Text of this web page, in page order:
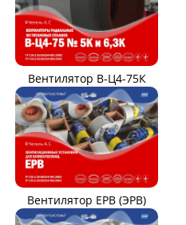
Вентилятор В-Ц4-75К
Вентилятор ЕРВ (ЭРВ)